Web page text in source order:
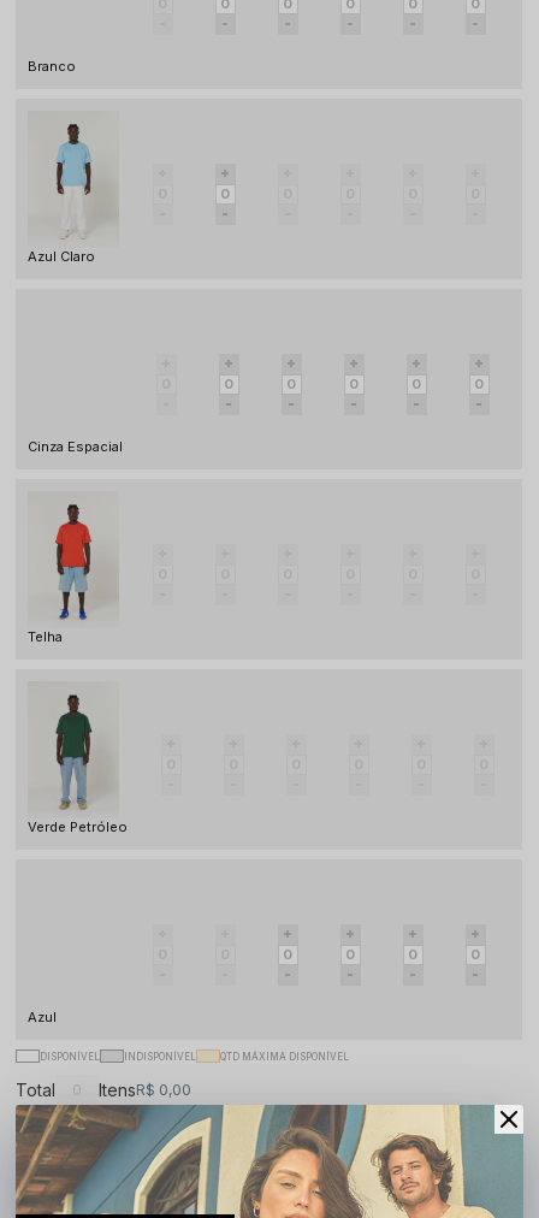
Branco
Azul Claro
Cinza Espacial
Telha
Verde Petróleo
Azul
DISPONÍVEL INDISPONÍVEL QTD MÁXIMA DISPONÍVEL
Total ItensR$ 0,00
Adicionar à sacola